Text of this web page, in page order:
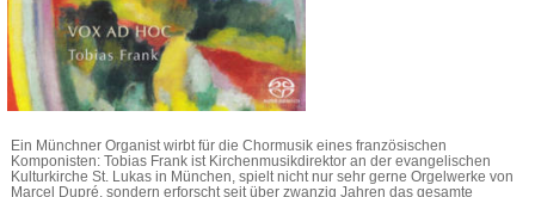
Ein Münchner Organist wirbt für die Chormusik eines französischen
Komponisten: Tobias Frank ist Kirchenmusikdirektor an der evangelischen
Kulturkirche St. Lukas in München, spielt nicht nur sehr gerne Orgelwerke von
Marcel Dupré, sondern erforscht seit über zwanzig Jahren das gesamte